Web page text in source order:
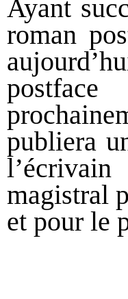
Ayant
roman
publiera
magistral
et pour le